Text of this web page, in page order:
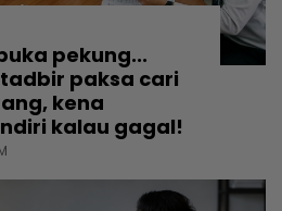
pekung...
paksa cari
kena
kalau gagal!